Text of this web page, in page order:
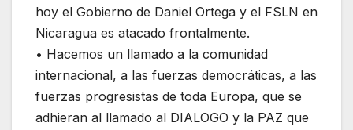
hoy el Gobierno de Daniel Ortega y el FSLN en
Nicaragua es atacado frontalmente.
• Hacemos un llamado a la comunidad
internacional, a las fuerzas democráticas, a las
fuerzas progresistas de toda Europa, que se
adhieran al llamado al DIALOGO y la PAZ que